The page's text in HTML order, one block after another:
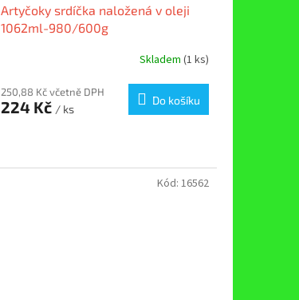
Artyčoky srdíčka naložená v oleji
1062ml-980/600g
Skladem (1 ks)
250,88 Kč včetně DPH
224 Kč / ks
Do košíku
Kód: 16562